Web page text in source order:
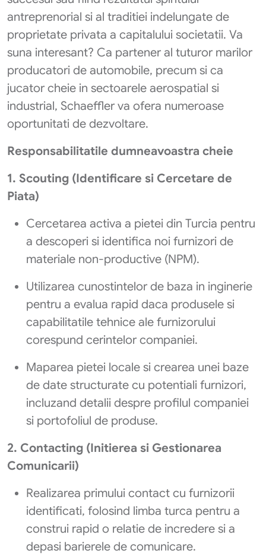
antreprenorial si al traditiei indelungate de
proprietate privata a capitalului societatii. Va
suna interesant? Ca partener al tuturor marilor
producatori de automobile, precum si ca
jucator cheie in sectoarele aerospatial si
industrial, Schaeffler va ofera numeroase
oportunitati de dezvoltare.
Responsabilitatile dumneavoastra cheie
1. Scouting (Identificare si Cercetare de
Piata)
Cercetarea activa a pietei din Turcia pentru
a descoperi si identifica noi furnizori de
materiale non-productive (NPM).
Utilizarea cunostintelor de baza in inginerie
pentru a evalua rapid daca produsele si
capabilitatile tehnice ale furnizorului
corespund cerintelor companiei.
Maparea pietei locale si crearea unei baze
de date structurate cu potentiali furnizori,
incluzand detalii despre profilul companiei
si portofoliul de produse.
2. Contacting (Initierea si Gestionarea
Comunicarii)
Realizarea primului contact cu furnizorii
identificati, folosind limba turca pentru a
construi rapid o relatie de incredere si a
depasi barierele de comunicare.